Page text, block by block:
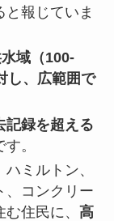
報じていま
域（100-
し、広範囲で
記録を超える
。
ミルトン、
、コンクリー
住民に、 高